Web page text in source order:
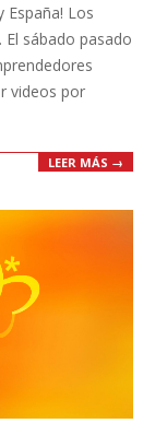
España! Los
sábado pasado
videos por
LEER MÁS →